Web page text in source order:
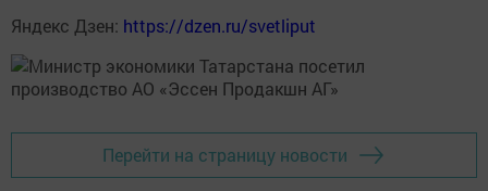
Яндекс Дзен: https://dzen.ru/svetliput
Перейти на страницу новости